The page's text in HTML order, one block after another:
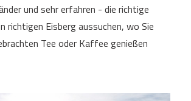
und sehr erfahren - die richtige
richtigen Eisberg aussuchen, wo Sie
Tee oder Kaffee genießen